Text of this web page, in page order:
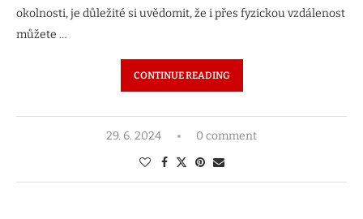
okolnosti, je důležité si uvědomit, že i přes fyzickou vzdálenost
můžete …
CONTINUE READING
29. 6. 2024 0 comment